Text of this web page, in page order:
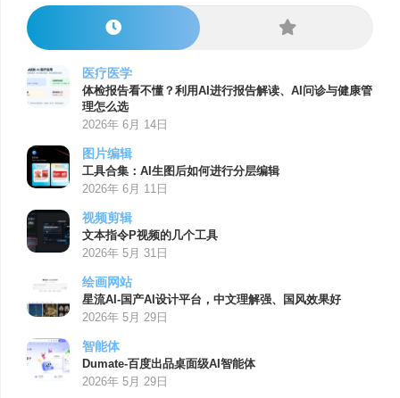
医疗医学
体检报告看不懂？利用AI进行报告解读、AI问诊与健康管
理怎么选
2026年 6月 14日
图片编辑
工具合集：AI生图后如何进行分层编辑
2026年 6月 11日
视频剪辑
文本指令P视频的几个工具
2026年 5月 31日
绘画网站
星流AI-国产AI设计平台，中文理解强、国风效果好
2026年 5月 29日
智能体
Dumate-百度出品桌面级AI智能体
2026年 5月 29日